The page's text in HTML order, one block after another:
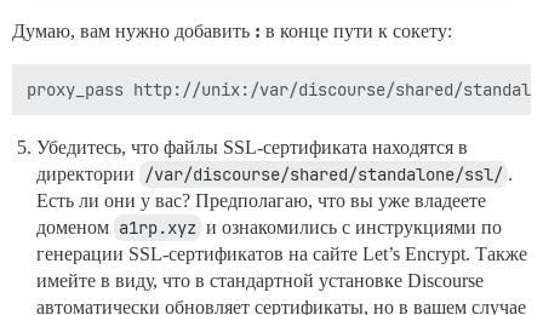
Думаю, вам нужно добавить : в конце пути к сокету:
Убедитесь, что файлы SSL-сертификата находятся в
директории
/var/discourse/shared/standalone/ssl/ .
Есть ли они у вас? Предполагаю, что вы уже владеете
доменом a1rp.xyz и ознакомились с инструкциями по
генерации SSL-сертификатов на сайте Let’s Encrypt. Также
имейте в виду, что в стандартной установке Discourse
автоматически обновляет сертификаты, но в вашем случае